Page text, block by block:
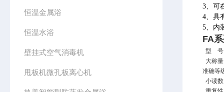
恒温金属浴
恒温水浴
壁挂式空气消毒机
甩板机微孔板离心机
3、可
4、具
5、内
FA
型 号
大称量
准确等
小读数